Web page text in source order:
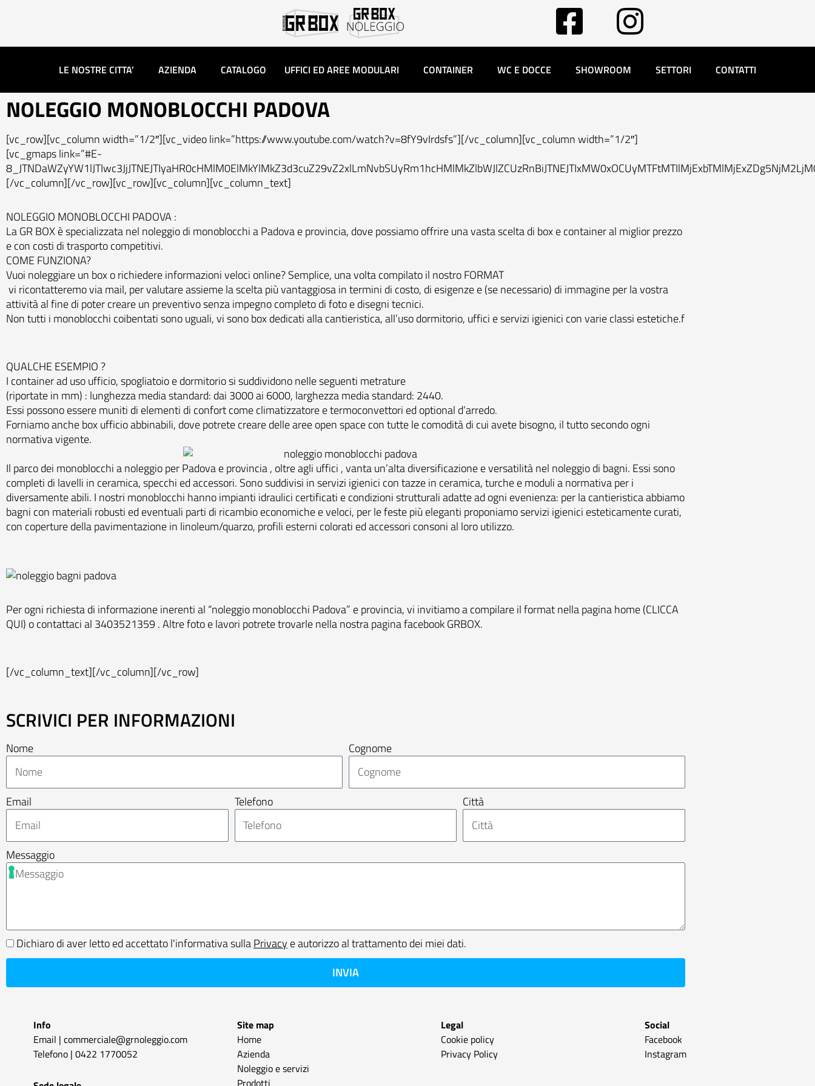
LE NOSTRE CITTA’ AZIENDA CATALOGO UFFICI ED AREE MODULARI CONTAINER WC E DOCCE SHOWROOM SETTORI CONTATTI
NOLEGGIO MONOBLOCCHI PADOVA
[vc_row][vc_column width=”1/2″][vc_video link=”https://www.youtube.com/watch?v=8fY9vIrdsfs”][/vc_column][vc_column width=”1/2″]
[vc_gmaps link=”#E-
[/vc_column][/vc_row][vc_row][vc_column][vc_column_text]
NOLEGGIO MONOBLOCCHI PADOVA :
La GR BOX è specializzata nel noleggio di monoblocchi a Padova e provincia, dove possiamo offrire una vasta scelta di box e container al miglior prezzo
e con costi di trasporto competitivi.
COME FUNZIONA?
Vuoi noleggiare un box o richiedere informazioni veloci online? Semplice, una volta compilato il nostroFORMAT
vi ricontatteremo via mail, per valutare assieme la scelta più vantaggiosa in termini di costo, di esigenze e (se necessario) di immagine per la vostra
attività al fine di poter creare un preventivo senza impegno completo di foto e disegni tecnici.
Non tutti i monoblocchi coibentati sono uguali, vi sono box dedicati alla cantieristica, all’uso dormitorio, uffici e servizi igienici con varie classi estetiche.f
QUALCHE ESEMPIO ?
I container ad uso ufficio, spogliatoio e dormitorio si suddividono nelle seguenti metrature
(riportate in mm) : lunghezza media standard: dai 3000 ai 6000, larghezza media standard: 2440.
Essi possono essere muniti di elementi di confort come climatizzatore e termoconvettori ed optional d’arredo.
Forniamo anche box ufficio abbinabili, dove potrete creare delle aree open space con tutte le comodità di cui avete bisogno, il tutto secondo ogni
normativa vigente.
Il parco dei monoblocchi a noleggio per Padova e provincia , oltre agli uffici , vanta un’alta diversificazione e versatilità nel noleggio di bagni. Essi sono
completi di lavelli in ceramica, specchi ed accessori. Sono suddivisi in servizi igienici con tazze in ceramica, turche e moduli a normativa per i
diversamente abili. I nostri monoblocchi hanno impianti idraulici certificati e condizioni strutturali adatte ad ogni evenienza: per la cantieristica abbiamo
bagni con materiali robusti ed eventuali parti di ricambio economiche e veloci, per le feste più eleganti proponiamo servizi igienici esteticamente curati,
con coperture della pavimentazione in linoleum/quarzo, profili esterni colorati ed accessori consoni al loro utilizzo.
Per ogni richiesta di informazione inerenti al “noleggio monoblocchi Padova” e provincia, vi invitiamo a compilare il format nella pagina home (CLICCA
QUI) o contattaci al 3403521359 . Altre foto e lavori potrete trovarle nella nostra pagina facebookGRBOX.
[/vc_column_text][/vc_column][/vc_row]
SCRIVICI PER INFORMAZIONI
Nome Cognome
Email Telefono Città
Messaggio
Dichiaro di aver letto ed accettato l'informativa sullaPrivacy e autorizzo al trattamento dei miei dati.
INVIA
Info
Email | commerciale@grnoleggio.com
Telefono | 0422 1770052
Site map
Home
Azienda
Noleggio e servizi
Prodotti
Legal
Cookie policy
Privacy Policy
Social
Facebook
Instagram